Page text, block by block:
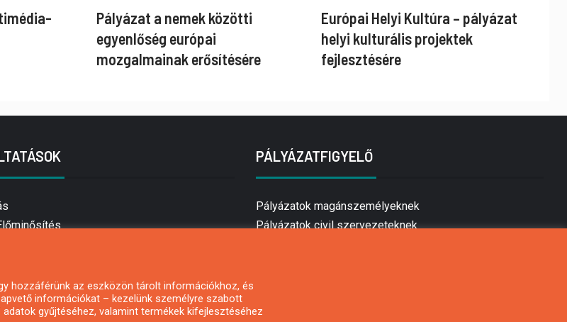
Pályázat a nemek közötti
egyenlőség európai
mozgalmainak erősítésére
Európai Helyi Kultúra – pályázat
helyi kulturális projektek
fejlesztésére
pályázatírás
magánszemélyeknek
PÁLYÁZATFIGYELŐ
Pályázatok magánszemélyeknek
Pályázatok civil szervezeteknek
hozzáférünk az eszközön tárolt információkhoz, és
információkat – kezelünk személyre szabott
gyűjtéséhez, valamint termékek kifejlesztéséhez